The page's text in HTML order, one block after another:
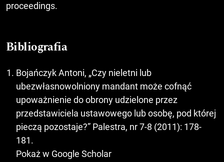
proceedings.
Bibliografia
Bojańczyk Antoni, „Czy nieletni lub
ubezwłasnowolniony mandant może cofnąć
upoważnienie do obrony udzielone przez
przedstawiciela ustawowego lub osobę, pod której
pieczą pozostaje?” Palestra, nr 7-8 (2011): 178-
181.
Pokaż w Google Scholar